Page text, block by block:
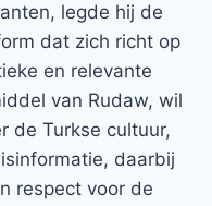
legde hij de
dat zich richt op
en relevante
van Rudaw, wil
de Turkse cultuur,
daarbij
respect voor de